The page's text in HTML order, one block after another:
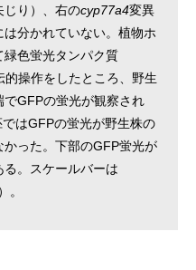
じり）、右のcyp77a4変異
分かれていない。植物ホ
緑色蛍光タンパク質
的操作をしたところ、野生
GFPの蛍光が観察され
はGFPの蛍光が野生株の
った。下部のGFP蛍光が
。スケールバーは
。